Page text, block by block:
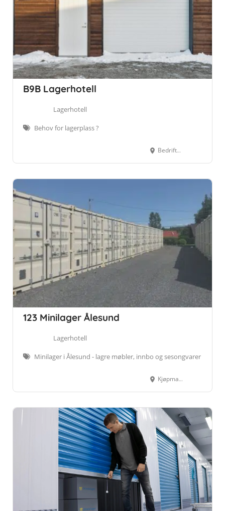
B9B Lagerhotell
Lagerhotell
Behov for lagerplass ?
Bedriftsveien 9B, 6517 Kristiansund
123 Minilager Ålesund
Lagerhotell
Minilager i Ålesund - lagre møbler, innbo og sesongvarer
Kjøpmannsgata 23, 6005 Ålesund